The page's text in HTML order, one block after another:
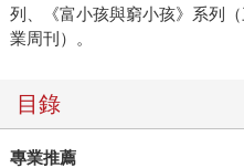
列、《富小孩與窮小孩》系列
業周刊）。
目錄
專業推薦